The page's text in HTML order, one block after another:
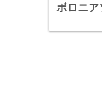
ボロニア